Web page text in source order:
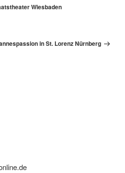
Wiesbaden
in St. Lorenz Nürnberg